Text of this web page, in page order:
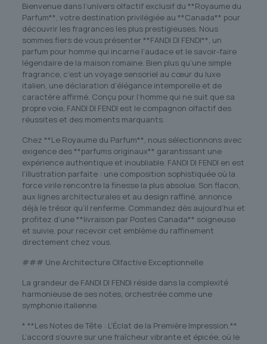
Bienvenue dans l’univers olfactif exclusif du **Royaume du
Parfum**, votre destination privilégiée au **Canada** pour
découvrir les fragrances les plus prestigieuses. Nous
sommes fiers de vous présenter **FANDI DI FENDI**, un
parfum pour homme qui incarne l’audace et le savoir-faire
légendaire de la maison romaine. Bien plus qu’une simple
fragrance, c’est un voyage sensoriel au cœur du luxe
italien, une déclaration d’élégance intemporelle et de
caractère affirmé. Conçu pour l’homme qui ne suit que sa
propre voie, FANDI DI FENDI est le compagnon olfactif des
réussites et des moments marquants.
Chez **Le Royaume du Parfum**, nous sélectionnons avec
exigence des **parfums originaux** garantissant une
expérience authentique et inoubliable. FANDI DI FENDI en est
l’illustration parfaite : une composition sophistiquée où la
force virile rencontre la finesse la plus absolue. Son flacon,
aux lignes architecturales et au design raffiné, annonce
déjà le trésor qu’il renferme. Commandez dès aujourd’hui et
profitez d’une **livraison par Postes Canada** soigneuse
et suivie, pour recevoir cet emblème du raffinement
directement chez vous.
### Une Architecture Olfactive Exceptionnelle
La grandeur de FANDI DI FENDI réside dans la complexité
harmonieuse de ses notes, orchestrée comme une
symphonie italienne.
* **Les Notes de Tête : L’Éclat de la Première Impression.**
L’accord s’ouvre sur une fraîcheur vibrante et épicée, où le